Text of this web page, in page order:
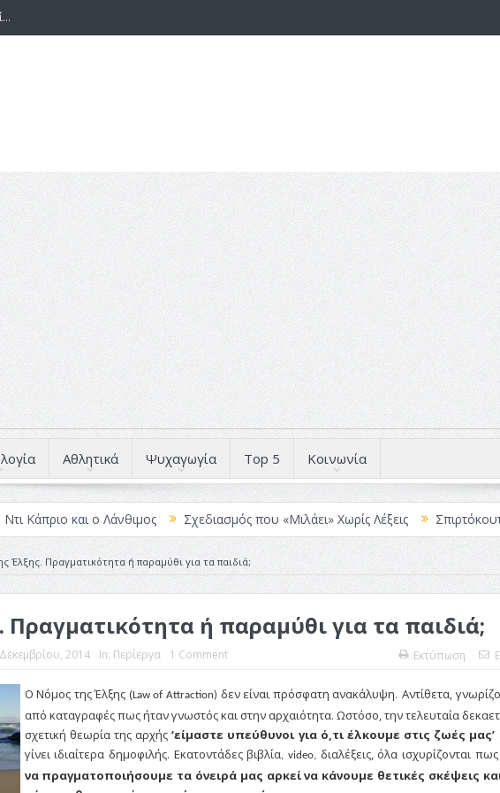
Αθλητικά Ψυχαγωγία Top 5 Κοινωνία
και ο Λάνθιμος Σχεδιασμός που «Μιλάει» Χωρίς Λέξεις Σπιρτόκουτο: η
Έλξης. Πραγματικότητα ή παραμύθι για τα παιδιά;
ή παραμύθι για τα παιδιά;
2014 In: Περίεργα 1 Comment Εκτύπωση
Ο Νόμος της Έλξης (Law of Attraction) δεν είναι πρόσφατη ανακάλυψη. Αντίθετα,
από καταγραφές πως ήταν γνωστός και στην αρχαιότητα. Ωστόσο, την τελευταία
σχετική θεωρία της αρχής‘είμαστε υπεύθυνοι για ό,τι έλκουμε στις ζωές μας’
γίνει ιδιαίτερα δημοφιλής. Εκατοντάδες βιβλία , video, διαλέξεις, όλα ισχυρίζονται πως
να πραγματοποιήσουμε τα όνειρά μας αρκεί να κάνουμε θετικές σκέψεις